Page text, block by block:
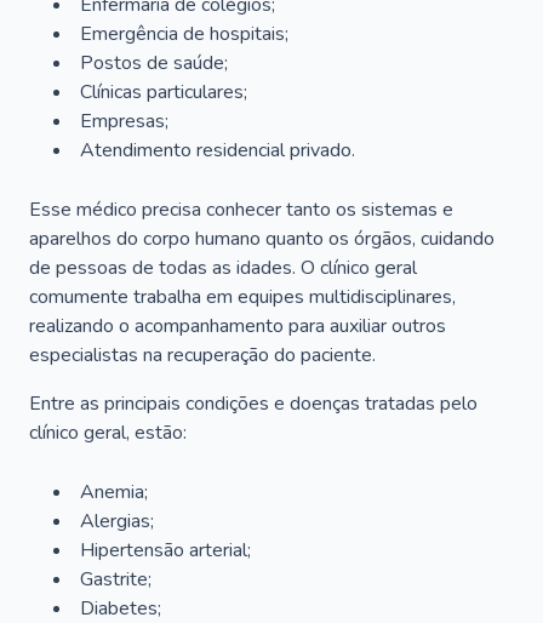
Emergência de hospitais;
Postos de saúde;
Clínicas particulares;
Empresas;
Atendimento residencial privado.
Esse médico precisa conhecer tanto os sistemas e
aparelhos do corpo humano quanto os órgãos, cuidando
de pessoas de todas as idades. O clínico geral
comumente trabalha em equipes multidisciplinares,
realizando o acompanhamento para auxiliar outros
especialistas na recuperação do paciente.
Entre as principais condições e doenças tratadas pelo
clínico geral, estão:
Anemia;
Alergias;
Hipertensão arterial;
Gastrite;
Diabetes;